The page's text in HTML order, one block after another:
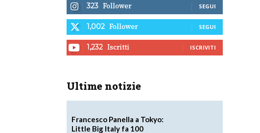
323 Follower SEGUI
1,002 Follower SEGUI
1,232 Iscritti ISCRIVITI
Ultime notizie
Francesco Panella a Tokyo:
Little Big Italy fa 100